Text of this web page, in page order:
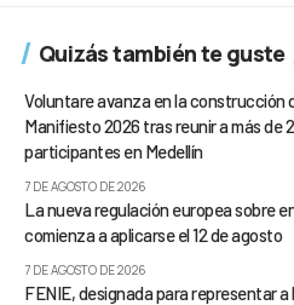
Quizás también te guste
Voluntare avanza en la construcción
Manifiesto 2026 tras reunir a más de
participantes en Medellín
7 DE AGOSTO DE 2026
La nueva regulación europea sobre
comienza a aplicarse el 12 de agosto
7 DE AGOSTO DE 2026
FENIE, designada para representar a